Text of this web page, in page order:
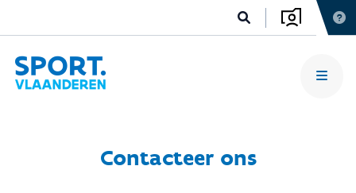
Contacteer ons